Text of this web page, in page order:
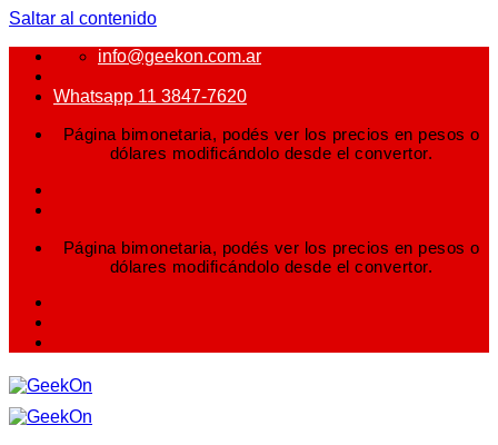
Saltar al contenido
info@geekon.com.ar
Whatsapp 11 3847-7620
Página bimonetaria, podés ver los precios en pesos o
dólares modificándolo desde el convertor.
Página bimonetaria, podés ver los precios en pesos o
dólares modificándolo desde el convertor.